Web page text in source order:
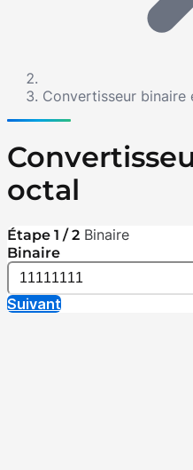
Convertisseur binaire
octal
Étape 1 / 2 Binaire
Binaire
Suivant